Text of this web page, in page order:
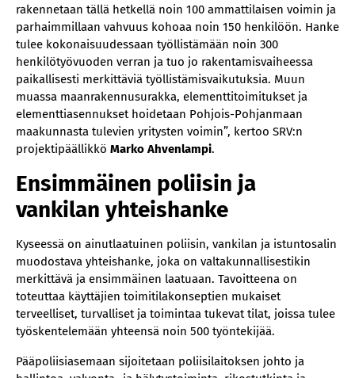
rakennetaan tällä hetkellä noin 100 ammattilaisen voimin ja
parhaimmillaan vahvuus kohoaa noin 150 henkilöön. Hanke
tulee kokonaisuudessaan työllistämään noin 300
henkilötyövuoden verran ja tuo jo rakentamisvaiheessa
paikallisesti merkittäviä työllistämisvaikutuksia. Muun
muassa maanrakennusurakka, elementtitoimitukset ja
elementtiasennukset hoidetaan Pohjois-Pohjanmaan
maakunnasta tulevien yritysten voimin”, kertoo SRV:n
projektipäällikkö Marko Ahvenlampi.
Ensimmäinen poliisin ja
vankilan yhteishanke
Kyseessä on ainutlaatuinen poliisin, vankilan ja istuntosalin
muodostava yhteishanke, joka on valtakunnallisestikin
merkittävä ja ensimmäinen laatuaan. Tavoitteena on
toteuttaa käyttäjien toimitilakonseptien mukaiset
terveelliset, turvalliset ja toimintaa tukevat tilat, joissa tulee
työskentelemään yhteensä noin 500 työntekijää.
Pääpoliisiasemaan sijoitetaan poliisilaitoksen johto ja